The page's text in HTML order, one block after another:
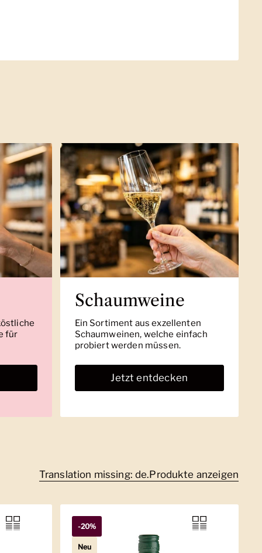
für
Schaumweine
Ein Sortiment aus exzellenten
Schaumweinen, welche einfach
probiert werden müssen.
Jetzt entdecken
Translation missing: de.Produkte anzeigen
-20%
Neu